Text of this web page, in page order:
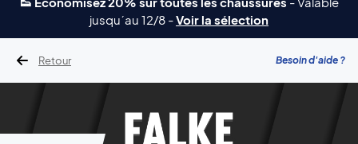
jusqu´au 12/8 -Voir la sélection
Retour Besoin d'aide ?